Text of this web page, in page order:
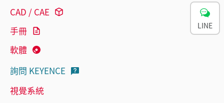
CAD / CAE
手冊
軟體
詢問 KEYENCE
視覺系統
LINE